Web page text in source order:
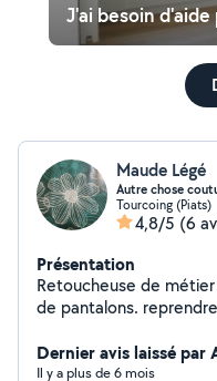
J'ai besoin
Maude Légé
Autre chose
Tourcoing (Piats)
4,8/5 (6
Présentation
Retoucheuse de
de pantalons. reprendre la taille sur des pantalons
Raccourcir le bas. raccourcir les bretelles raccourcir les
poignées de manche
Dernier avis laissé par
Il y a plus de 6 mois